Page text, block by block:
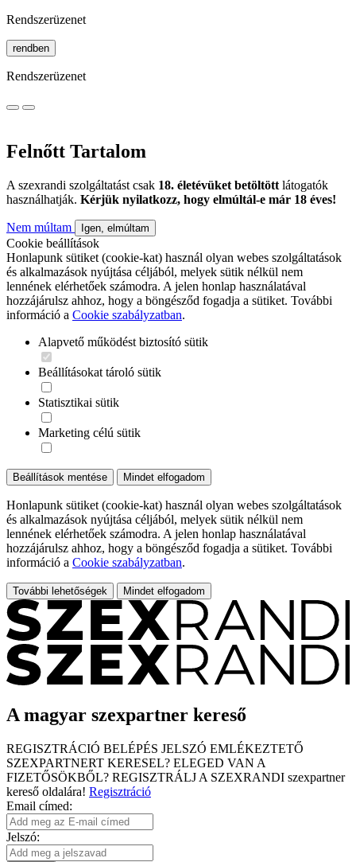
Rendszerüzenet
rendben
Rendszerüzenet
Felnőtt Tartalom
A szexrandi szolgáltatást csak 18. életévüket betöltött látogatók
használhatják. Kérjük nyilatkozz, hogy elmúltál-e már 18 éves!
Nem múltam Igen, elmúltam
Cookie beállítások
Honlapunk sütiket (cookie-kat) használ olyan webes szolgáltatások
és alkalmazások nyújtása céljából, melyek sütik nélkül nem
lennének elérhetőek számodra. A jelen honlap használatával
hozzájárulsz ahhoz, hogy a böngésződ fogadja a sütiket. További
információ a Cookie szabályzatban.
Alapvető működést biztosító sütik
Beállításokat tároló sütik
Statisztikai sütik
Marketing célú sütik
Beállítások mentése Mindet elfogadom
Honlapunk sütiket (cookie-kat) használ olyan webes szolgáltatások
és alkalmazások nyújtása céljából, melyek sütik nélkül nem
lennének elérhetőek számodra. A jelen honlap használatával
hozzájárulsz ahhoz, hogy a böngésződ fogadja a sütiket. További
információ a Cookie szabályzatban.
További lehetőségek Mindet elfogadom
A magyar szexpartner kereső
REGISZTRÁCIÓ BELÉPÉS JELSZÓ EMLÉKEZTETŐ
SZEXPARTNERT KERESEL? ELEGED VAN A
FIZETŐSÖKBŐL? REGISZTRÁLJ A SZEXRANDI szexpartner
kereső oldalára! Regisztráció
Email címed:
Jelszó: